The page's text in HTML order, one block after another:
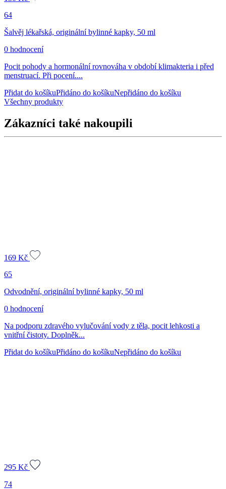
64
Šalvěj lékařská, originální bylinné kapky, 50 ml
0 hodnocení
Pocit pohody a hormonální rovnováha v období klimakteria i před
menstruací. Při pocení....
Přidat do košíkuPřidáno do košíkuNepřidáno do košíku
Všechny produkty
Zákazníci také nakoupili
169 Kč
65
Odvodnění, originální bylinné kapky, 50 ml
0 hodnocení
Na podporu zdravého vylučování vody z těla, pocit lehkosti a
vnitřní čistoty. Doplněk...
Přidat do košíkuPřidáno do košíkuNepřidáno do košíku
295 Kč
74